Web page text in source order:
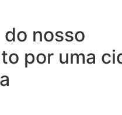
nosso
por uma